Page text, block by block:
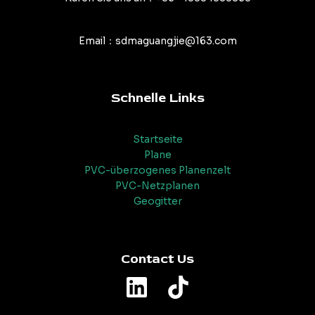
Email：sdmaguangjie@163.com
Schnelle Links
Startseite
Plane
PVC-überzogenes Planenzelt
PVC-Netzplanen
Geogitter
Contact Us